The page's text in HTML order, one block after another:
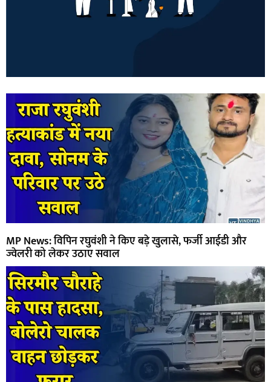
MP News: विपिन रघुवंशी ने किए बड़े खुलासे, फर्जी आईडी और
ज्वेलरी को लेकर उठाए सवाल